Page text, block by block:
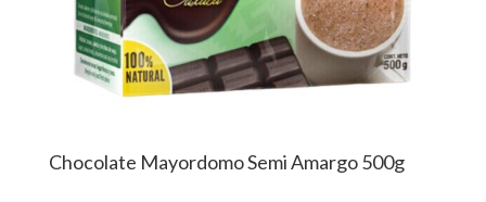
Chocolate Mayordomo Semi Amargo 500g